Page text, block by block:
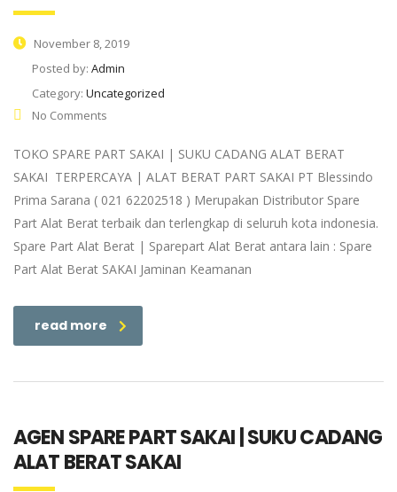
November 8, 2019
Posted by: Admin
Category: Uncategorized
No Comments
TOKO SPARE PART SAKAI | SUKU CADANG ALAT BERAT
SAKAI TERPERCAYA | ALAT BERAT PART SAKAI PT Blessindo
Prima Sarana ( 021 62202518 ) Merupakan Distributor Spare
Part Alat Berat terbaik dan terlengkap di seluruh kota indonesia.
Spare Part Alat Berat | Sparepart Alat Berat antara lain : Spare
Part Alat Berat SAKAI Jaminan Keamanan
read more
AGEN SPARE PART SAKAI | SUKU CADANG
ALAT BERAT SAKAI